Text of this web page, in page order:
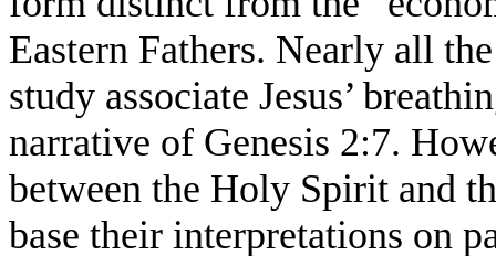
Eastern Fathers. Nearly all
study associate Jesus’
narrative of Genesis 2:7.
between the Holy Spirit and
base their interpretations on